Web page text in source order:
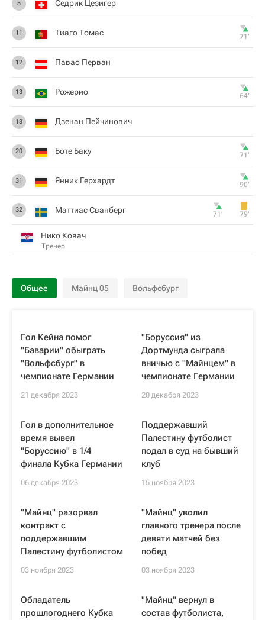
5 Седрик Цезигер
11 Тиаго Томас 71‎’‎
12 Павао Перван
13 Рожерио 64‎’‎
18 Дзенан Пейчинович
20 Боте Баку 71‎’‎
31 Янник Герхардт 90‎’‎
32 Маттиас Сванберг 71‎’‎ 79‎’‎
Нико Ковач
Тренер
Общее Майнц 05 Вольфсбург
Гол Кейна помог
"Баварии" обыграть
"Вольфсбург" в
чемпионате Германии
21 декабря 2023
"Боруссия" из
Дортмунда сыграла
вничью с "Майнцем" в
чемпионате Германии
20 декабря 2023
Гол в дополнительное
время вывел
"Боруссию" в 1/4
финала Кубка Германии
06 декабря 2023
Поддержавший
Палестину футболист
подал в суд на бывший
клуб
15 ноября 2023
"Майнц" разорвал
контракт с
поддержавшим
Палестину футболистом
03 ноября 2023
"Майнц" уволил
главного тренера после
девяти матчей без
побед
03 ноября 2023
Обладатель
прошлогоднего Кубка
"Майнц" вернул в
состав футболиста,